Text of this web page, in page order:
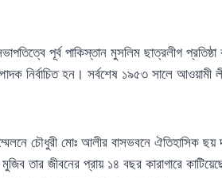
পূর্ব পাকিস্তান মুসলিম ছাত্রলীগ
নির্বাচিত হন। সর্বশেষ ১৯৫৩ সালে আওয়ামী
চৌধুরী মোঃ আলীর বাসভবনে ঐতিহাসিক ছয়
তার জীবনের প্রায় ১৪ বছর কারাগারে